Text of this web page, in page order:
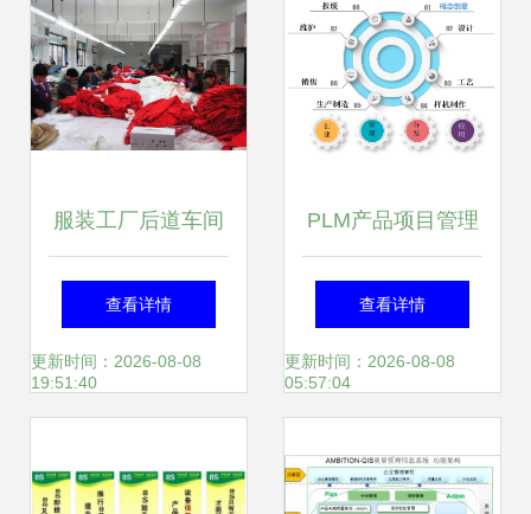
服装工厂后道车间
管理之道 提升效率
与质量的关键策略
查看详情
更新时间：2026-08-08
19:51:40
PLM产品项目管理
系统 产品全生命周
期的功能、意义及
实践
查看详情
更新时间：2026-08-08
05:57:04